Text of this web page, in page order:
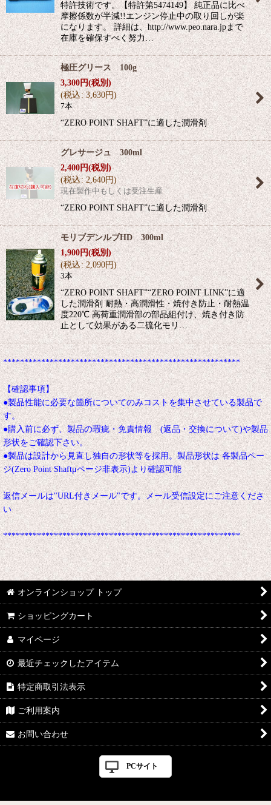
特許技術です。【特許第5474149】 純正品に比べ
摩擦係数が半減!!エンジン停止中の取り回しが楽
になります。 詳細は、http://www.peo.nara.jpまで
在庫を確保すべく努力…
極圧グリース 100g
3,300円(税別)
(税込: 3,630円)
7本
“ZERO POINT SHAFT”に適した潤滑剤
グレサージュ 300ml
2,400円(税別)
(税込: 2,640円)
現在製作中もしくは受注生産
“ZERO POINT SHAFT”に適した潤滑剤
モリブデンルブHD 300ml
1,900円(税別)
(税込: 2,090円)
3本
“ZERO POINT SHAFT”“ZERO POINT LINK”に適
した潤滑剤 耐熱・高潤滑性・焼付き防止・耐熱温
度220℃ 高荷重潤滑部の部品組付け、焼き付き防
止として効果がある二硫化モリ…
********************************************************
【確認事項】
●製品性能に必要な箇所についてのみコストを集中させている製品で
す。
●購入前に必ず、製品の瑕疵・免責情報 (返品・交換について)や製品
形状をご確認下さい。
●製品は設計から見直し独自の形状等を採用。製品形状は 各製品ペー
ジ(Zero Point Shaftμページ非表示)より確認可能
返信メールは"URL付きメール"です。メール受信設定にご注意くださ
い
********************************************************
オンラインショップ トップ
ショッピングカート
マイページ
最近チェックしたアイテム
特定商取引法表示
ご利用案内
お問い合わせ
PCサイト